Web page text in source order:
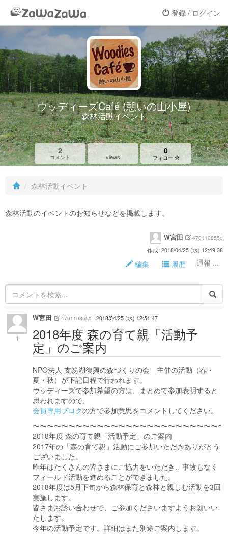
登録 / ログイン
ウッディーズCafé (憩いの山小屋)
森林活動イベント
2
コメント views
0
フォロー
森林活動イベント
森林活動のイベントのお知らせなどを掲載します。
W宮田
470110855d
作成: 2018/04/25 (水) 12:49:38
編集 履歴 通報 ...
1
W宮田 470110855d 2018/04/25 (水) 12:51:47
2018年度 森の育て親「活動予
定」のご案内
NPO法人 支笏湖復興の森づくりの会 主催の活動（春・
夏・秋）が下記日程で行われます。
ウッディーズで参加希望の方は、まとめて参加表明すると
思われますので、
会員専用ブログの方で参加意思をコメントしてください。
〜〜〜〜〜〜〜〜〜〜〜〜〜〜〜〜〜〜〜〜〜〜〜〜〜〜〜
2018年度 森の育て親「活動予定」のご案内
2017年の「森の育て親」活動にご参加いただきありがとう
ございました。
昨年はたくさんの皆さまにご協力をいただき、事故もなく
フィールド活動を進めることができました。
2018年度は5月下旬から森林保育と森林と親しむ活動を3回
実施します。
皆さまお誘い合わせで、ご参加くださいますようお願いい
たします。
今年の活動予定です。詳細はまた別途ご案内します。